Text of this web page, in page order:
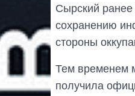
Сырский
сохранению
стороны
Тем временем
получила